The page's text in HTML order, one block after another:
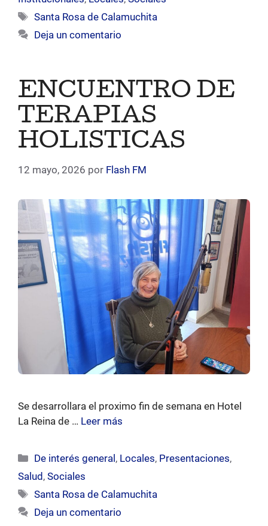
Etiquetas
Santa Rosa de Calamuchita
Deja un comentario
ENCUENTRO DE
TERAPIAS
HOLISTICAS
12 mayo, 2026 por Flash FM
Se desarrollara el proximo fin de semana en Hotel
La Reina de … Leer más
Categorías
De interés general, Locales, Presentaciones,
Salud, Sociales
Etiquetas
Santa Rosa de Calamuchita
Deja un comentario